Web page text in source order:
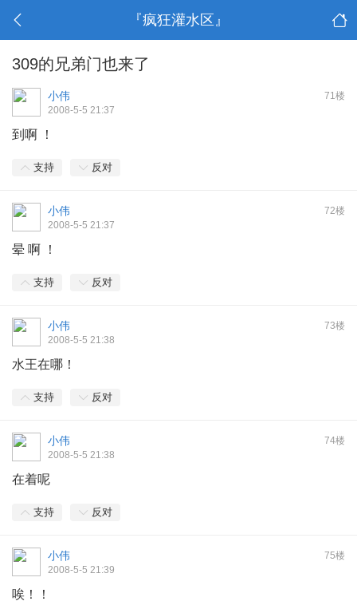
『疯狂灌水区』
309的兄弟门也来了
71楼
小伟
2008-5-5 21:37
到啊 ！
支持 反对
72楼
小伟
2008-5-5 21:37
晕 啊 ！
支持 反对
73楼
小伟
2008-5-5 21:38
水王在哪！
支持 反对
74楼
小伟
2008-5-5 21:38
在着呢
支持 反对
75楼
小伟
2008-5-5 21:39
唉！！